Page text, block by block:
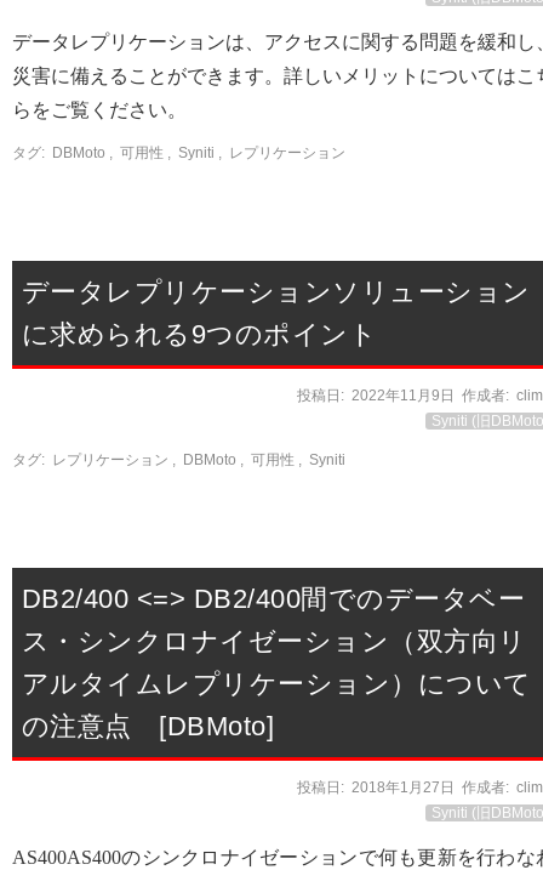
データレプリケーションは、アクセスに関する問題を緩和し
災害に備えることができます。詳しいメリットについてはこ
らをご覧ください。
タグ: DBMoto , 可用性 , Syniti , レプリケーション
データレプリケーションソリューション
に求められる9つのポイント
投稿日: 2022年11月9日 作成者:
Syniti (旧
タグ: レプリケーション , DBMoto , 可用性 , Syniti
DB2/400 <=> DB2/400間でのデータベー
ス・シンクロナイゼーション（双方向リ
アルタイムレプリケーション）について
の注意点 [DBMoto]
投稿日: 2018年1月27日 作成者:
Syniti (旧
AS400AS400のシンクロナイゼーションで何も更新を行わな